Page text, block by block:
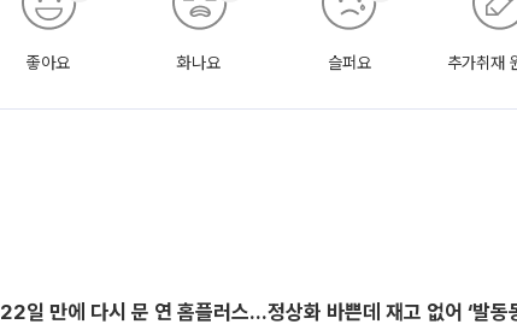
좋아요 화나요 슬퍼요 추가취재
22일 만에 다시 문 연 홈플러스…정상화 바쁜데 재고 없어 ‘발동